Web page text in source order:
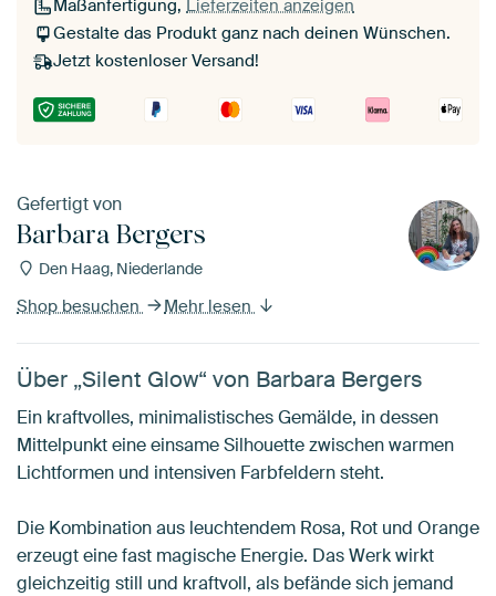
Maßanfertigung, Lieferzeiten anzeigen
Gestalte das Produkt ganz nach deinen Wünschen.
Jetzt kostenloser Versand!
Gefertigt von
Barbara Bergers
Den Haag, Niederlande
Shop besuchen Mehr lesen
Über „Silent Glow“ von Barbara Bergers
Ein kraftvolles, minimalistisches Gemälde, in dessen
Mittelpunkt eine einsame Silhouette zwischen warmen
Lichtformen und intensiven Farbfeldern steht.
Die Kombination aus leuchtendem Rosa, Rot und Orange
erzeugt eine fast magische Energie. Das Werk wirkt
gleichzeitig still und kraftvoll, als befände sich jemand